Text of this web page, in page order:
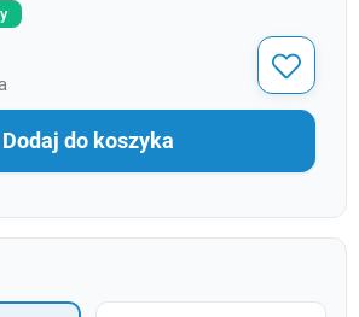
Dodaj do koszyka